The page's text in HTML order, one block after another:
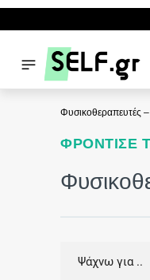
Φυσικοθεραπευτές
ΦΡΌΝΤΙΣΕ